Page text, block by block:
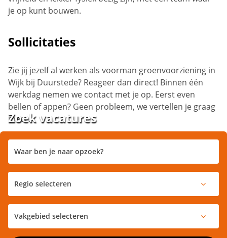
je op kunt bouwen.
Sollicitaties
Zie jij jezelf al werken als voorman groenvoorziening in
Wijk bij Duurstede? Reageer dan direct! Binnen één
werkdag nemen we contact met je op. Eerst even
bellen of appen? Geen probleem, we vertellen je graag
meer.
Zoek vacatures